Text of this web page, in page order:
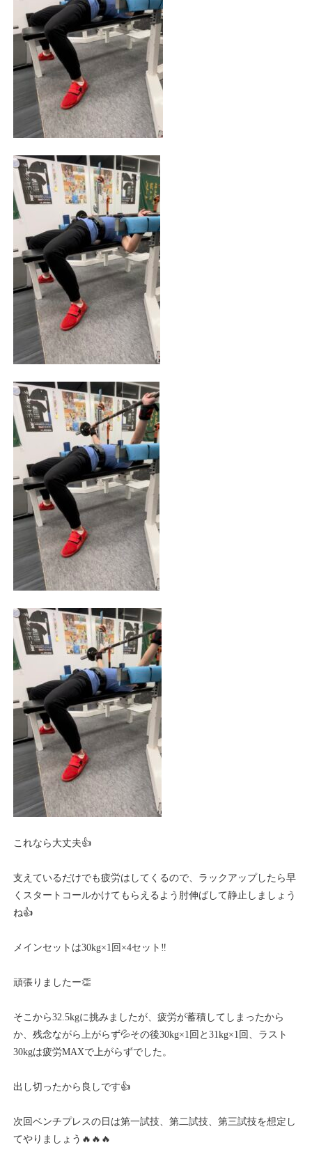
これなら大丈夫👍
支えているだけでも疲労はしてくるので、ラックアップしたら早
くスタートコールかけてもらえるよう肘伸ばして静止しましょう
ね👍
メインセットは30kg×1回×4セット‼️
頑張りましたー👏
そこから32.5kgに挑みましたが、疲労が蓄積してしまったから
か、残念ながら上がらず💦その後30kg×1回と31kg×1回、ラスト
30kgは疲労MAXで上がらずでした。
出し切ったから良しです👍
次回ベンチプレスの日は第一試技、第二試技、第三試技を想定し
てやりましょう🔥🔥🔥